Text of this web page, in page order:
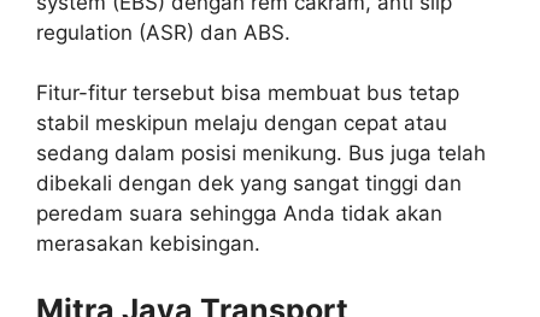
regulation (ASR) dan ABS.
Fitur-fitur tersebut bisa membuat bus tetap
stabil meskipun melaju dengan cepat atau
sedang dalam posisi menikung. Bus juga telah
dibekali dengan dek yang sangat tinggi dan
peredam suara sehingga Anda tidak akan
merasakan kebisingan.
Mitra Jaya Transport